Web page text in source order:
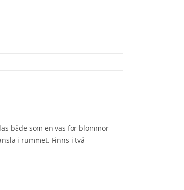
både som en vas för blommor
i rummet. Finns i två